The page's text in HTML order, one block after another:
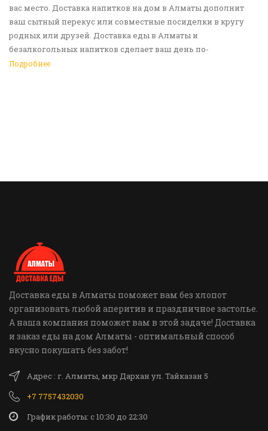
вас место. Доставка напитков на дом в Алматы дополнит
ваш сытный перекус или совместные посиделки в кругу
родных или друзей. Доставка еды в Алматы и
безалкогольных напитков сделает ваш день по-
настоящему ярким и беззаботным. Обращайтесь к нам за
Подробнее
Доставка еды в Алматы поможет вам без хлопот
организовать любой аперитив и праздничное застолье.
А наша компания поможет вам в этой задаче! Доставка
и заказ еды на дом Алматы - оптимальный способ
вкусно покушать без забот!
Адрес : г. Алматы, мкр Дархан ул. Тайказан 5
+7 7757432030
График работы: c 10:30 до 22:30